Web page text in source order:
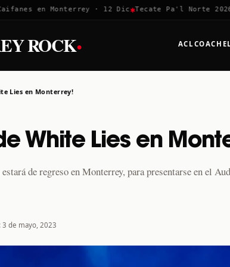
en Monterrey · 12 Dic ✱Tecate Pa'l Norte 2026✱
ROCK· ACL
Lies en Monterrey!
White Lies en
de regreso en Monterrey, para presentarse en el
3 de mayo, 2023